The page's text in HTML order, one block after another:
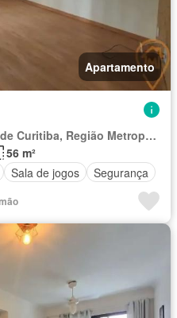
Apartamento
Região Geográfica Imediata de Curitiba, Região Metropolitana de Curitiba
56 m²
Sala de jogos Segurança